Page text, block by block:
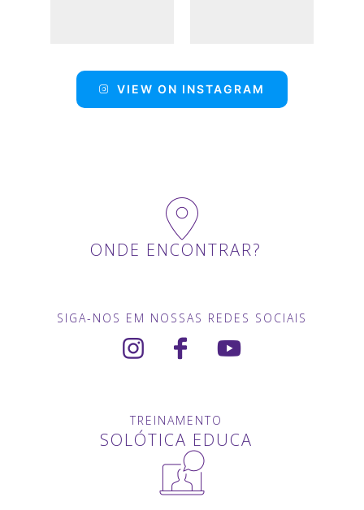
VIEW ON INSTAGRAM
ONDE ENCONTRAR?
SIGA-NOS EM NOSSAS REDES SOCIAIS
TREINAMENTO
SOLÓTICA EDUCA